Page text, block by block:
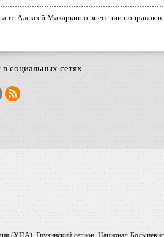
Алексей Макаркин о внесении поправок
социальных сетях
(УПА), Грузинский легион, Национал-